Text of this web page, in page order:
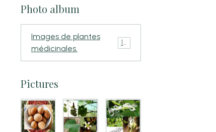
Photo album
Images de plantes
médicinales.
110
Pictures